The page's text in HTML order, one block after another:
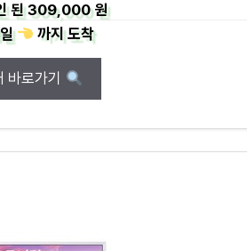
된309,000 원
까지도착
바로가기